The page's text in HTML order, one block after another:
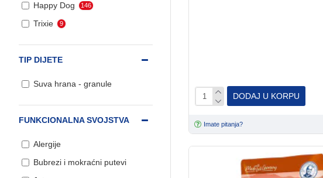
Kozmetika i nega
Oprema za pse
FUNKCIONALNA SVOJSTVA
Alergije
Bubrezi i mokraćni putevi
Happy Dog 146
Trixie 9
TIP DIJETE
Suva hrana - granule
DODAJ U KORPU
Imate pitanja?